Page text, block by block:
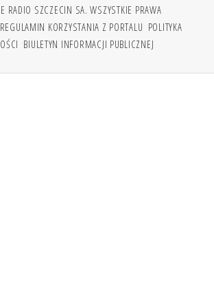
RADIO SZCZECIN SA. WSZYSTKIE PRAWA
REGULAMIN KORZYSTANIA Z PORTALU POLITYKA
BIULETYN INFORMACJI PUBLICZNEJ